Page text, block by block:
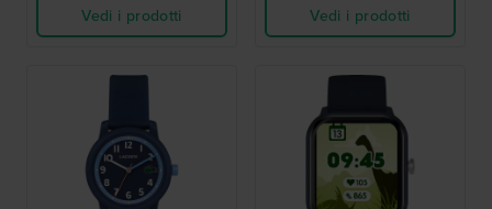
Vedi i prodotti
Vedi i prodotti